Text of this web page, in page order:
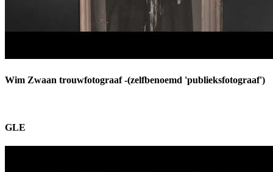
Wim Zwaan trouwfotograaf -(zelfbenoemd 'publieksfotograaf')
GLE